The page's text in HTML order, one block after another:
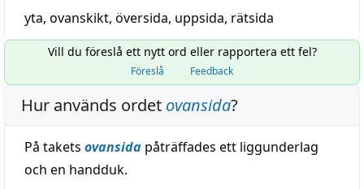
yta, ovanskikt, översida, uppsida, rätsida
Vill du föreslå ett nytt ord eller rapportera ett fel?
Föreslå Feedback
Hur används ordet ovansida?
På takets ovansida påträffades ett liggunderlag
och en handduk.